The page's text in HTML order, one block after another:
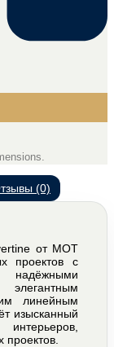
(0)
от MOT
проектов с
элегантным
линейным
изысканный